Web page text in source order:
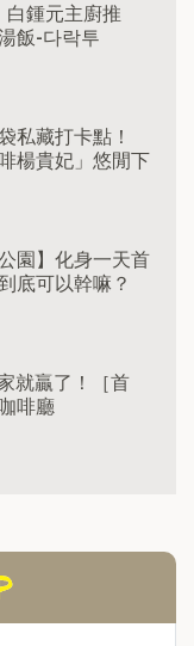
鍾元主廚推
飯-다락투
私藏打卡點！
楊貴妃」悠閒下
園】化身一天首
底可以幹嘛？
就贏了！［首
啡廳